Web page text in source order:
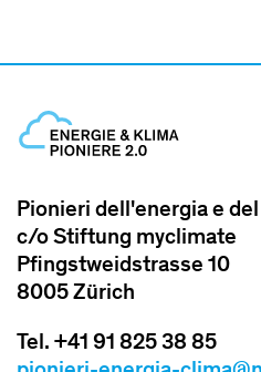
Pionieri dell'energia e
c/o Stiftung myclimate
Pfingstweidstrasse 10
8005 Zürich
Tel. +41 91 825 38 85